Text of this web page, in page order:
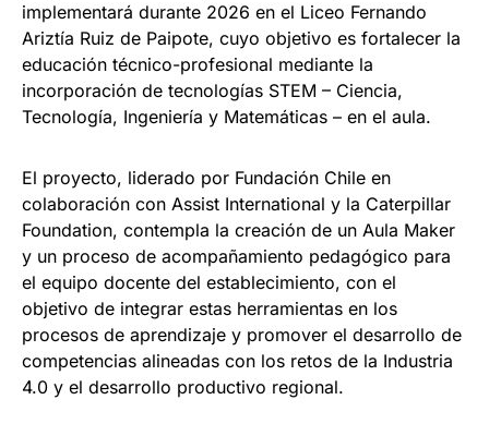
implementará durante 2026 en el Liceo Fernando
Ariztía Ruiz de Paipote, cuyo objetivo es fortalecer la
educación técnico-profesional mediante la
incorporación de tecnologías STEM – Ciencia,
Tecnología, Ingeniería y Matemáticas – en el aula.
El proyecto, liderado por Fundación Chile en
colaboración con Assist International y la Caterpillar
Foundation, contempla la creación de un Aula Maker
y un proceso de acompañamiento pedagógico para
el equipo docente del establecimiento, con el
objetivo de integrar estas herramientas en los
procesos de aprendizaje y promover el desarrollo de
competencias alineadas con los retos de la Industria
4.0 y el desarrollo productivo regional.